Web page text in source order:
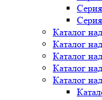
Каталог
Каталог
Каталог
Каталог
Каталог